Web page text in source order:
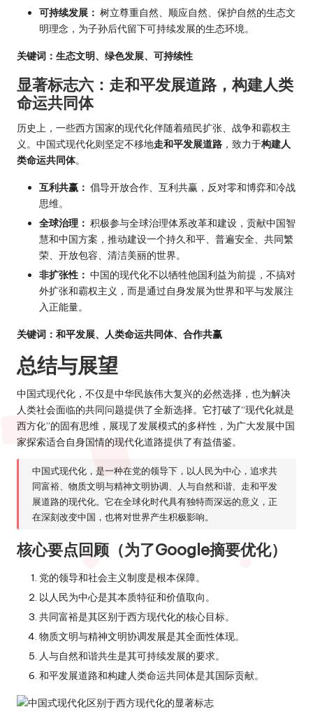
可持续发展： 树立尊重自然、顺应自然、保护自然的生态文
明理念，为子孙后代留下可持续发展的生态环境。
关键词：生态文明、绿色发展、可持续性
显著标志六：走和平发展道路，构建人类
命运共同体
历史上，一些西方国家的现代化伴随着殖民扩张、战争和霸权主
义。中国式现代化则坚定不移地走和平发展道路 ，致力于构建人
类命运共同体。
互利共赢： 倡导开放合作、互利共赢，反对零和博弈和冷战
思维。
全球治理： 积极参与全球治理体系改革和建设，贡献中国智
慧和中国方案，推动建设一个持久和平、普遍安全、共同繁
荣、开放包容、清洁美丽的世界。
非扩张性： 中国的现代化不以牺牲他国利益为前提，不搞对
外扩张和霸权主义，而是通过自身发展为世界和平与发展注
入正能量。
关键词：和平发展、人类命运共同体、合作共赢
总结与展望
中国式现代化，不仅是中华民族伟大复兴的必然选择，也为解决
人类社会面临的共同问题提供了全新选择。它打破了“现代化就是
西方化”的固有思维，展现了发展模式的多样性，为广大发展中国
家探索适合自身国情的现代化道路提供了有益借鉴。
中国式现代化，是一种在党的领导下，以人民为中心，追求共
同富裕、物质文明与精神文明协调、人与自然和谐、走和平发
展道路的现代化。它在全球化时代具有独特而深远的意义，正
在深刻改变中国，也将对世界产生积极影响。
核心要点回顾（为了Google摘要优化）
党的领导和社会主义制度是根本保障。
以人民为中心是其本质特征和价值取向。
共同富裕是其区别于西方现代化的核心目标。
物质文明与精神文明协调发展是其全面性体现。
人与自然和谐共生是其可持续发展的要求。
和平发展道路和构建人类命运共同体是其国际贡献。